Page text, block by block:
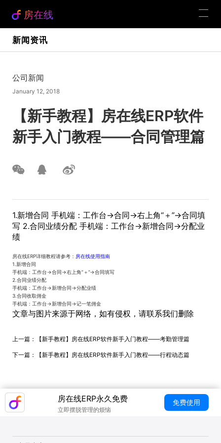
房在线
新闻资讯
公司新闻
January 12, 2018
【新手教程】房在线ERP软件
新手入门教程——合同管理篇
1.新增合同 手机端：工作台→合同→右上角“＋”→合同填
写 2.合同业绩分配 手机端：工作台→新增合同→分配业
绩
房在线ERP详细教程请参考： 房在线使用指南
1.新增合同
手机端：工作台→合同→右上角“＋”→合同填写
2.合同业绩分配
手机端：工作台→新增合同→分配业绩
3.合同收取佣金
手机端：工作台→新增合同→记一笔佣金
文章与图片来源于网络，如有侵权，请联系我们删除
上一篇： 【新手教程】房在线ERP软件新手入门教程——考勤管理篇
下一篇： 【新手教程】房在线ERP软件新手入门教程——行程动态篇
房在线ERP永久免费
立即摆脱管理的烦恼
免费使用